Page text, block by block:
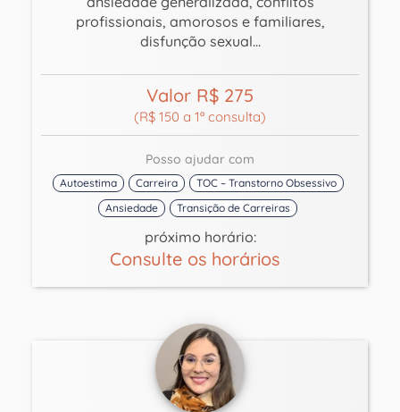
profissionais, amorosos e familiares,
disfunção sexual...
Valor R$ 275
(R$ 150 a 1ª consulta)
Posso ajudar com
Autoestima Carreira
TOC – Transtorno Obsessivo
Ansiedade
Transição de Carreiras
próximo horário:
Consulte os horários